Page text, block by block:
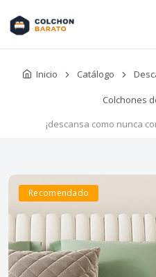
Inicio Catálogo
Colchones
¡descansa como nunca
Recomendado